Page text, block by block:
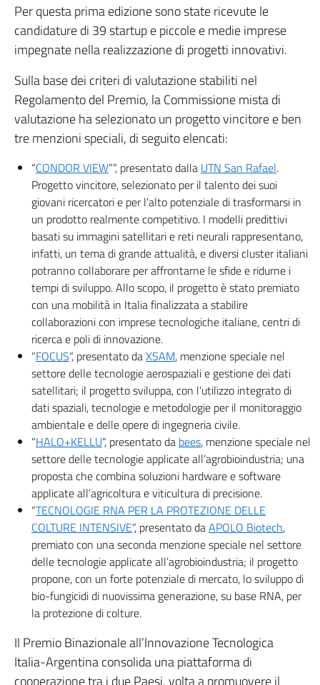
Per questa prima edizione sono state ricevute le
candidature di 39 startup e piccole e medie imprese
impegnate nella realizzazione di progetti innovativi.
Sulla base dei criteri di valutazione stabiliti nel
Regolamento del Premio, la Commissione mista di
valutazione ha selezionato un progetto vincitore e ben
tre menzioni speciali, di seguito elencati:
“CONDOR VIEW““, presentato dalla UTN San Rafael.
Progetto vincitore, selezionato per il talento dei suoi
giovani ricercatori e per l’alto potenziale di trasformarsi in
un prodotto realmente competitivo. I modelli predittivi
basati su immagini satellitari e reti neurali rappresentano,
infatti, un tema di grande attualità, e diversi cluster italiani
potranno collaborare per affrontarne le sfide e ridurne i
tempi di sviluppo. Allo scopo, il progetto è stato premiato
con una mobilità in Italia finalizzata a stabilire
collaborazioni con imprese tecnologiche italiane, centri di
ricerca e poli di innovazione.
“FOCUS“, presentato daXSAM, menzione speciale nel
settore delle tecnologie aerospaziali e gestione dei dati
satellitari; il progetto sviluppa, con l’utilizzo integrato di
dati spaziali, tecnologie e metodologie per il monitoraggio
ambientale e delle opere di ingegneria civile.
“HALO+KELLU“, presentato da bees, menzione speciale nel
settore delle tecnologie applicate all’agrobioindustria; una
proposta che combina soluzioni hardware e software
applicate all’agricoltura e viticultura di precisione.
“TECNOLOGIE RNA PER LA PROTEZIONE DELLE
COLTURE INTENSIVE“, presentato daAPOLO Biotech,
premiato con una seconda menzione speciale nel settore
delle tecnologie applicate all’agrobioindustria; il progetto
propone, con un forte potenziale di mercato, lo sviluppo di
bio-fungicidi di nuovissima generazione, su base RNA, per
la protezione di colture.
Il Premio Binazionale all’Innovazione Tecnologica
Italia-Argentina consolida una piattaforma di
cooperazione tra i due Paesi, volta a promuovere il